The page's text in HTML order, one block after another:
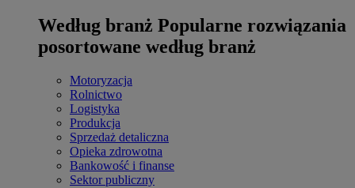
Według branż Popularne rozwiązania
posortowane według branż
Motoryzacja
Rolnictwo
Logistyka
Produkcja
Sprzedaż detaliczna
Opieka zdrowotna
Bankowość i finanse
Sektor publiczny